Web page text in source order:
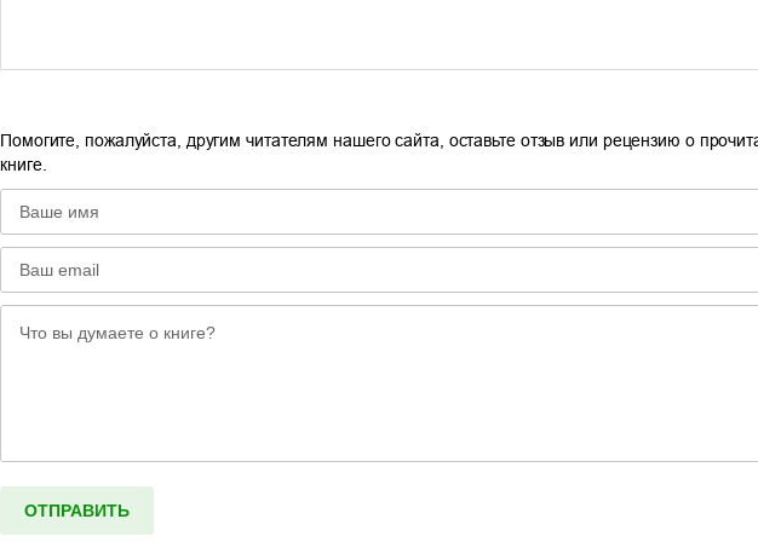
Помогите, пожалуйста, другим читателям нашего сайта, оставьте отзыв или рецензию о
книге.